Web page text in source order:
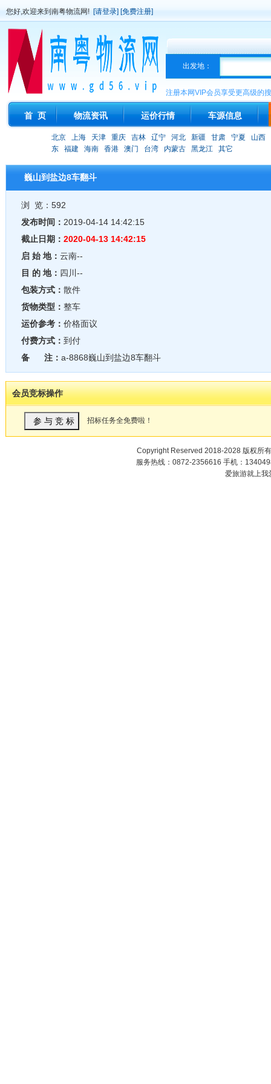
您好,欢迎来到南粤物流网! [请登录] [免费注册]
出发地：
注册本网VIP会员享受更高级的
首 页 物流资讯 运价行情 车源信息
北京 上海 天津 重庆 吉林 辽宁 河北 新疆 甘肃 宁夏
山西
东
福建 海南 香港 澳门 台湾 内蒙古 黑龙江 其它
巍山到盐边8车翻斗
浏 览：592
发布时间： 2019-04-14 14:42:15
截止日期： 2020-04-13 14:42:15
启 始 地： 云南--
目 的 地： 四川--
包装方式： 散件
货物类型： 整车
运价参考： 价格面议
付费方式： 到付
备 注： a-8868巍山到盐边8车翻斗
会员竞标操作
招标任务全免费啦！
Copyright Reserved 2018-2028 版权所
服务热线：0872-2356616 手机：
爱旅游就上我